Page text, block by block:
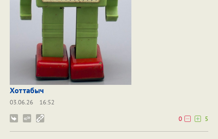
Хоттабыч
03.06.26
16:52
0
5